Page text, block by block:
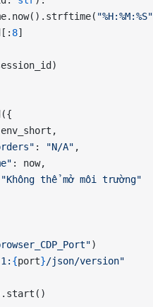
"%H:%M:%S"
8]
: "N/A" ,
: now,
"Không thể mở môi trường"
)
{port}/json/version"